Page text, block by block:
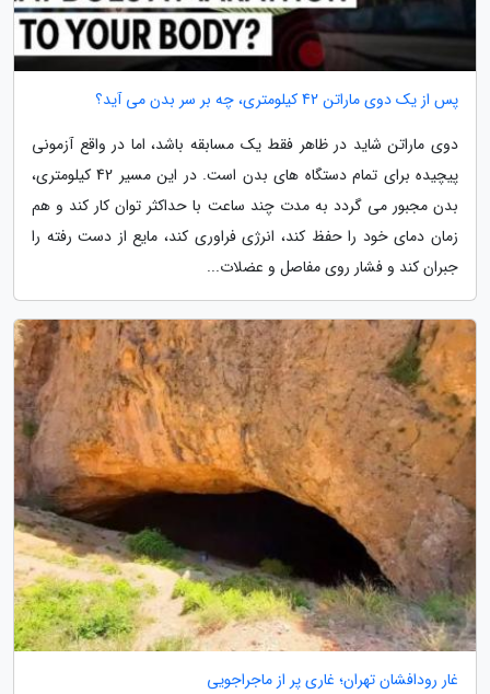
پس از یک دوی ماراتن 42 کیلومتری، چه بر سر بدن می آید؟
دوی ماراتن شاید در ظاهر فقط یک مسابقه باشد، اما در واقع آزمونی
پیچیده برای تمام دستگاه های بدن است. در این مسیر 42 کیلومتری،
بدن مجبور می گردد به مدت چند ساعت با حداکثر توان کار کند و هم
زمان دمای خود را حفظ کند، انرژی فراوری کند، مایع از دست رفته را
جبران کند و فشار روی مفاصل و عضلات...
غار رودافشان تهران؛ غاری پر از ماجراجویی